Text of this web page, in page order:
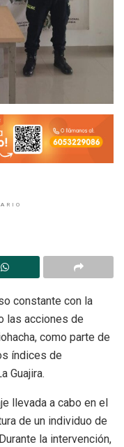
constante con la
las acciones de
como parte de
índices de
Guajira.
llevada a cabo en el
de un individuo de
la intervención,